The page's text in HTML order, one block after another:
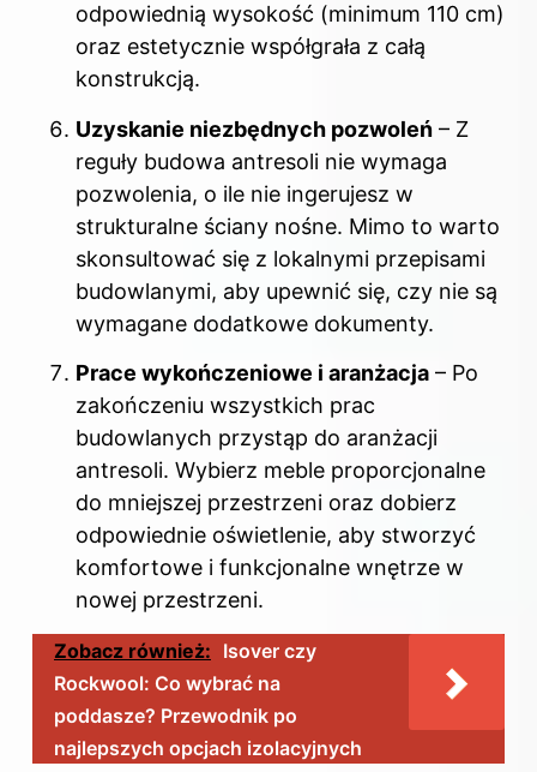
odpowiednią wysokość (minimum 110 cm)
oraz estetycznie współgrała z całą
konstrukcją.
Uzyskanie niezbędnych pozwoleń – Z
reguły budowa antresoli nie wymaga
pozwolenia, o ile nie ingerujesz w
strukturalne ściany nośne. Mimo to warto
skonsultować się z lokalnymi przepisami
budowlanymi, aby upewnić się, czy nie są
wymagane dodatkowe dokumenty.
Prace wykończeniowe i aranżacja – Po
zakończeniu wszystkich prac
budowlanych przystąp do aranżacji
antresoli. Wybierz meble proporcjonalne
do mniejszej przestrzeni oraz dobierz
odpowiednie oświetlenie, aby stworzyć
komfortowe i funkcjonalne wnętrze w
nowej przestrzeni.
Zobacz również: Isover czy
Rockwool: Co wybrać na
poddasze? Przewodnik po
najlepszych opcjach izolacyjnych